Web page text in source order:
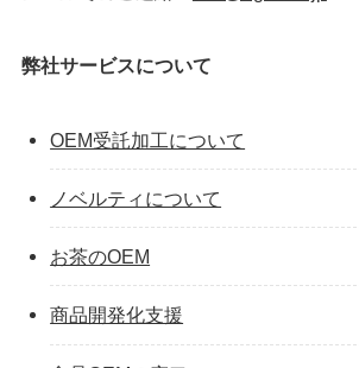
弊社サービスについて
OEM受託加工について
ノベルティについて
お茶のOEM
商品開発化支援